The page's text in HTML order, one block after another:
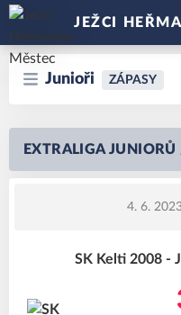
JEŽCI
Junioři ZÁPASY
EXTRALIGA
4. 6.
SK Kelti 2008 -